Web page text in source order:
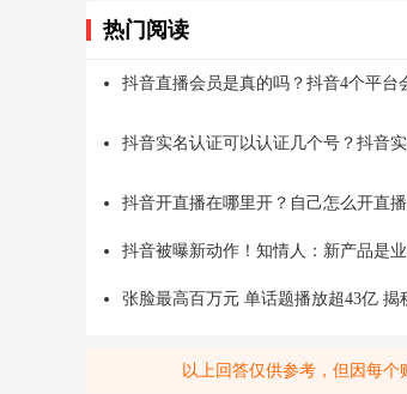
热门阅读
抖音直播会员是真的吗？抖音4个平台
抖音实名认证可以认证几个号？抖音
抖音开直播在哪里开？自己怎么开直
抖音被曝新动作！知情人：新产品是
张脸最高百万元 单话题播放超43亿 揭
以上回答仅供参考，但因每个